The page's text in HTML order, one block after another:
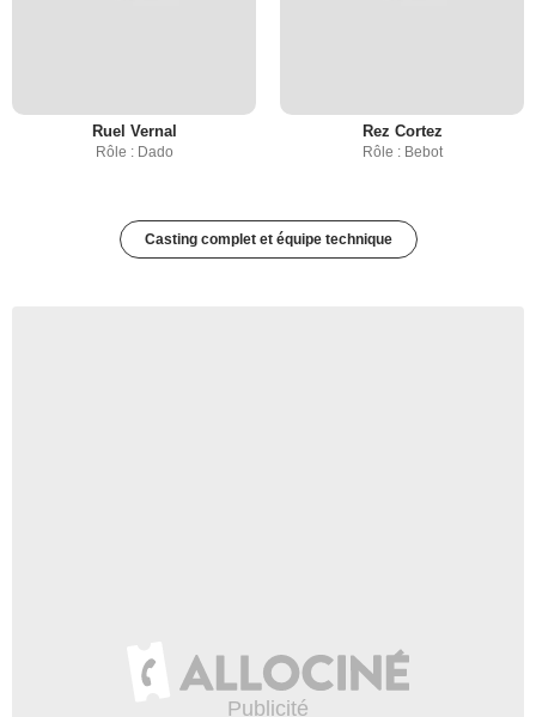
Ruel Vernal
Rôle : Dado
Rez Cortez
Rôle : Bebot
Casting complet et équipe technique